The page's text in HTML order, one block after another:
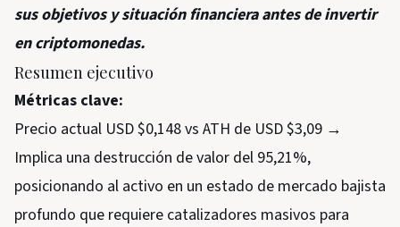
sus objetivos y situación financiera antes de invertir
en criptomonedas.
Resumen ejecutivo
Métricas clave:
Precio actual USD $0,148 vs ATH de USD $3,09 →
Implica una destrucción de valor del 95,21%,
posicionando al activo en un estado de mercado bajista
profundo que requiere catalizadores masivos para